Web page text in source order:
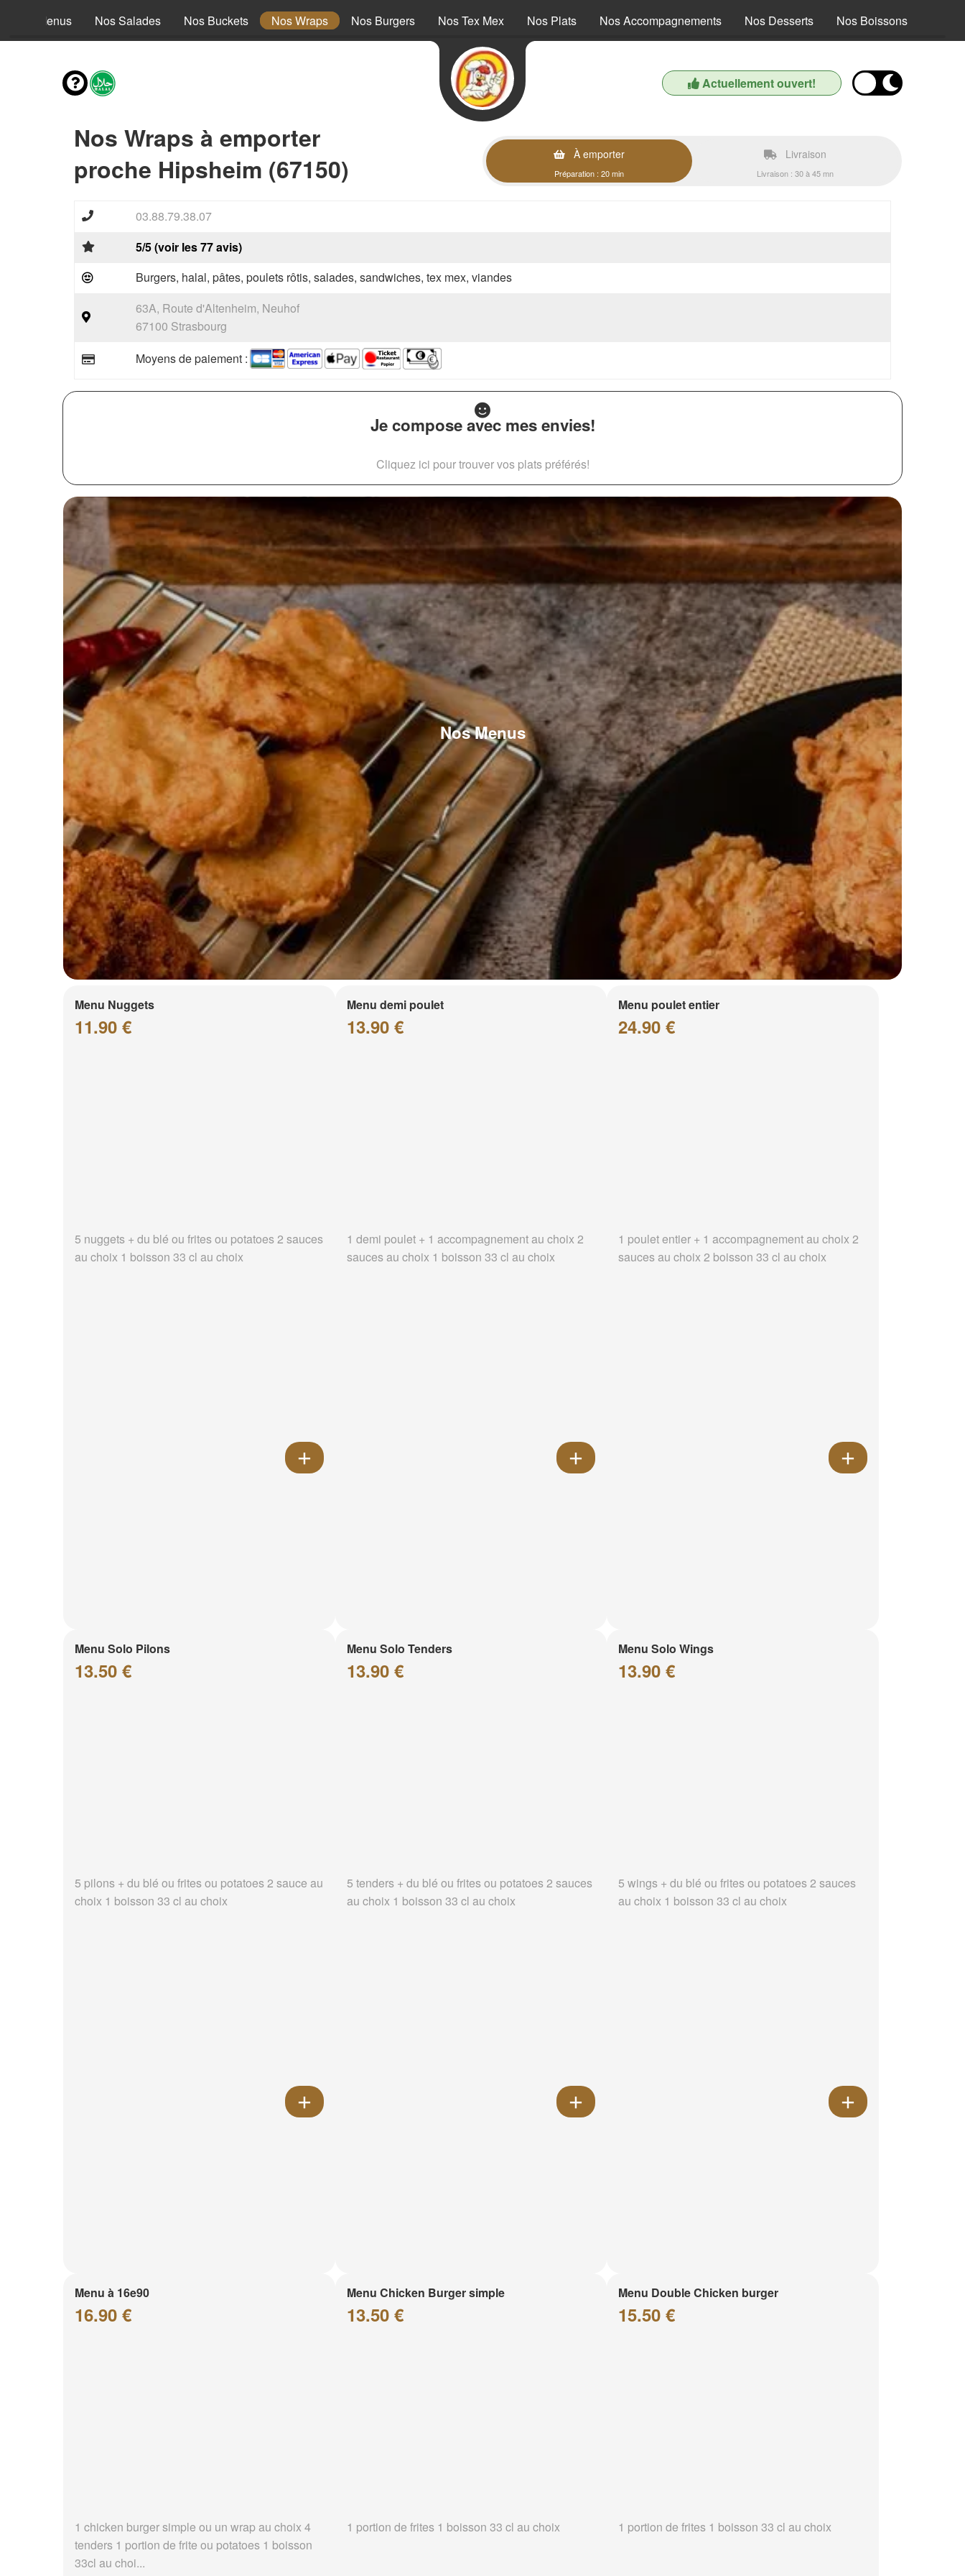
Nos Menus Nos Salades Nos Buckets Nos Wraps Nos Burgers Nos Tex Mex Nos Plats Nos Accompagnements Nos Desserts Nos Boissons
Actuellement ouvert!
Nos Wraps à emporter
proche Hipsheim (67150)
À emporter
Préparation : 20 min
Livraison
Livraison : 30 à 45 mn
03.88.79.38.07
5/5 (voir les 77 avis)
Burgers, halal, pâtes, poulets rôtis, salades, sandwiches, tex mex, viandes
63A, Route d'Altenheim, Neuhof
67100 Strasbourg
Moyens de paiement :
Je compose avec mes envies!
Cliquez ici pour trouver vos plats préférés!
Nos Menus
Menu Nuggets
11.90 €
5 nuggets + du blé ou frites ou potatoes 2 sauces
au choix 1 boisson 33 cl au choix
Menu demi poulet
13.90 €
1 demi poulet + 1 accompagnement au choix 2
sauces au choix 1 boisson 33 cl au choix
Menu poulet entier
24.90 €
1 poulet entier + 1 accompagnement au choix 2
sauces au choix 2 boisson 33 cl au choix
Menu Solo Pilons
13.50 €
5 pilons + du blé ou frites ou potatoes 2 sauce au
choix 1 boisson 33 cl au choix
Menu Solo Tenders
13.90 €
5 tenders + du blé ou frites ou potatoes 2 sauces
au choix 1 boisson 33 cl au choix
Menu Solo Wings
13.90 €
5 wings + du blé ou frites ou potatoes 2 sauces
au choix 1 boisson 33 cl au choix
Menu à 16e90
16.90 €
1 chicken burger simple ou un wrap au choix 4
tenders 1 portion de frite ou potatoes 1 boisson
33cl au choi...
Menu Chicken Burger simple
13.50 €
1 portion de frites 1 boisson 33 cl au choix
Menu Double Chicken burger
15.50 €
1 portion de frites 1 boisson 33 cl au choix